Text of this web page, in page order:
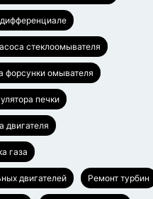
стеклоомывателя
форсунки омывателя
печки
двигателя
газа
двигателей Ремонт турбин